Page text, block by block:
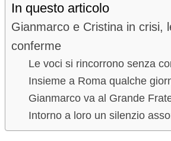
In questo articolo
Gianmarco e Cristina in crisi,
conferme
Le voci si rincorrono senza
Insieme a Roma qualche
Gianmarco va al Grande
Intorno a loro un silenzio